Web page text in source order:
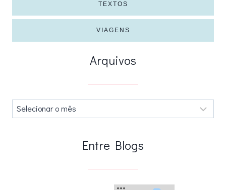
TEXTOS
VIAGENS
Arquivos
Arquivos
Entre Blogs